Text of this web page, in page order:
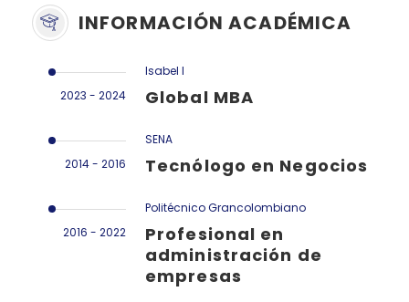
INFORMACIÓN ACADÉMICA
2023 - 2024
Isabel I
Global MBA
2014 - 2016
SENA
Tecnólogo en Negocios
2016 - 2022
Politécnico Grancolombiano
Profesional en
administración de
empresas